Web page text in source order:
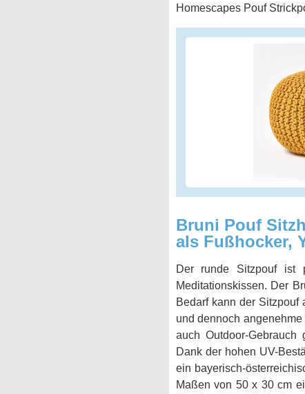
Homescapes Pouf
Bruni Pouf
als Fußhocker,
Der runde Sitzpouf ist
Meditationskissen. Der
Bedarf kann der
und dennoch
auch Outdoor-
Dank der hohen UV-
ein bayerisch-
Maßen von 50 x 30 cm